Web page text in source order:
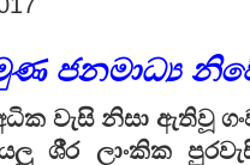
ජනමාධ්‍ය
වැසි නිසා ඇතිවූ
ශී‍්‍ර ලාංකික